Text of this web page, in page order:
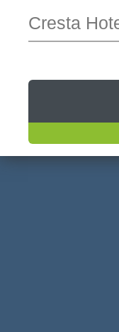
Cresta